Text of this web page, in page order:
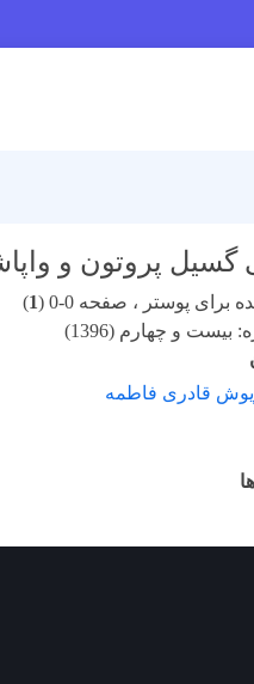
پروتون و
برای پوستر ، صفحه 0-0 ( 1
)
بیست و چهارم (1396)
قادری فاطمه